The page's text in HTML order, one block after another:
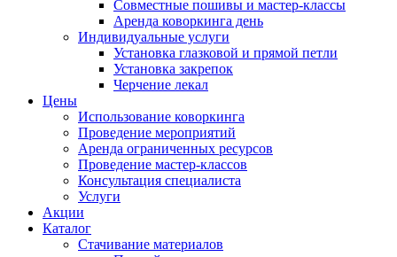
Совместные пошивы и мастер-классы
Аренда коворкинга день
Индивидуальные услуги
Установка глазковой и прямой петли
Установка закрепок
Черчение лекал
Цены
Использование коворкинга
Проведение мероприятий
Аренда ограниченных ресурсов
Проведение мастер-классов
Консультация специалиста
Услуги
Акции
Каталог
Стачивание материалов